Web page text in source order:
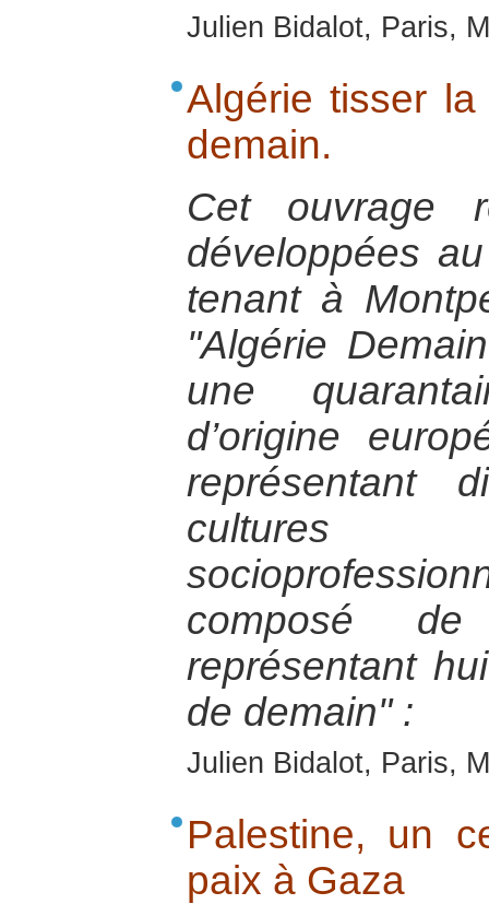
Julien Bidalot, Paris,
Algérie tisser
demain.
Cet ouvrage
développées
tenant à
"Algérie
une
d’origine
représentant
composé
représentant
de demain" :
Julien Bidalot, Paris,
Palestine, un
paix à Gaza